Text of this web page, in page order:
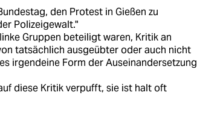
den Protest in Gießen zu
Polizeigewalt."
Gruppen beteiligt waren, Kritik an
tatsächlich ausgeübter oder auch nicht
irgendeine Form der Auseinandersetzung
diese Kritik verpufft, sie ist halt oft